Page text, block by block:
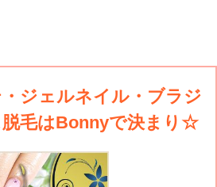
ジェルネイル・ブラジ
脱毛はBonnyで決まり☆